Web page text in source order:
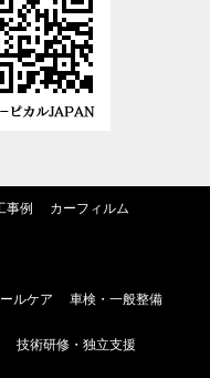
事例 カーフィルム
ルケア 車検・一般整備
技術研修・独立支援